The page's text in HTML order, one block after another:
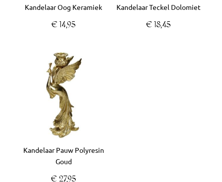
Kandelaar Oog Keramiek
€ 14,95
Kandelaar Teckel Dolomiet
€ 18,45
Kandelaar Pauw Polyresin
Goud
€ 27,95